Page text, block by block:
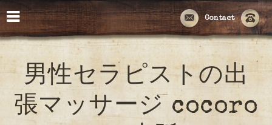
Contact
男性セラピストの出
張マッサージ cocoro